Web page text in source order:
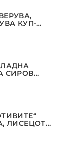
КУП-
ЛАДНА
СИРОВ
ЛИСЕЦОТ